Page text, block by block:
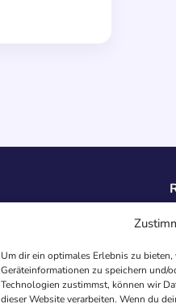
Um dir ein optimales Erlebnis zu
Geräteinformationen zu speichern und/
Technologien zustimmst, können wir
dieser Website verarbeiten. Wenn du